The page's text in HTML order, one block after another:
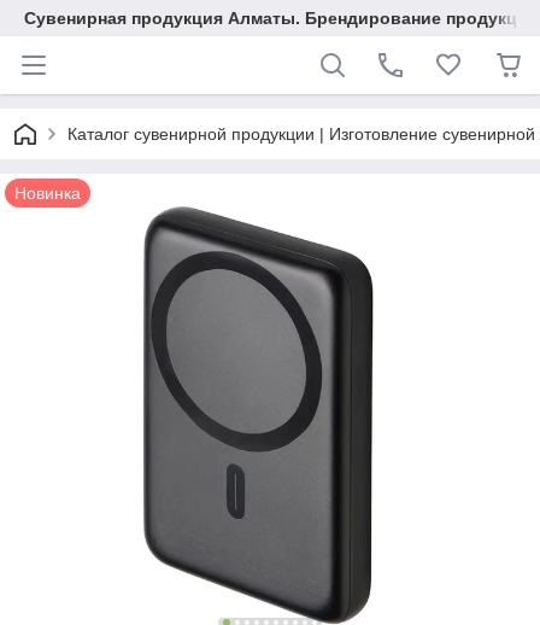
Сувенирная продукция Алматы. Брендирование
Каталог сувенирной продукции | Изготовление
Новинка